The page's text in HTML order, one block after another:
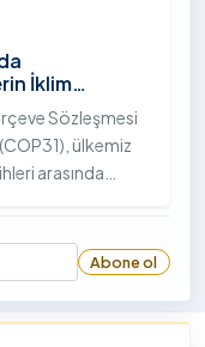
İklim
Bilgilendirme
Sözleşmesi
ülkemiz
arasında
akademik
çağrısında
Temmuz 2026
Abone ol